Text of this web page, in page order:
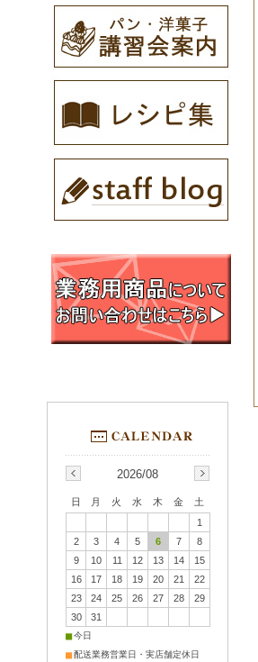
2026/08
日 月 火 水 木 金
土
1
2
3 4 5 6 7
8
9
10 11 12 13 14
15
16
17 18 19 20 21
22
23
24 25 26 27 28
29
30
31
■今日
■配送業務営業日・実店舗定休日